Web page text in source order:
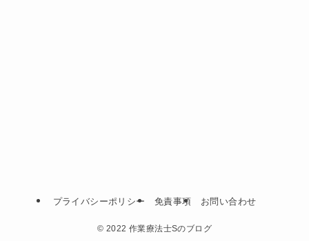
プライバシーポリシー 免責事項 お問い合わせ
© 2022 作業療法士Sのブログ